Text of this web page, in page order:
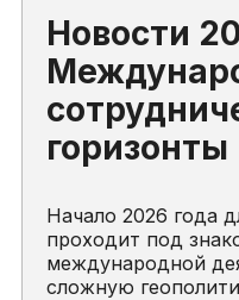
Новости
горизонты
Начало 2026 года
проходит под
международной
сложную